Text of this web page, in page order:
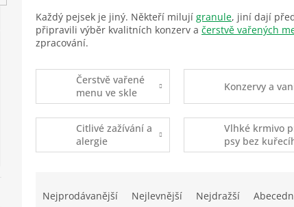
Každý pejsek je jiný. Někteří milují granule, jiní dají
připravili výběr kvalitních konzerv a čerstvě vařených
zpracování.
Čerstvě vařené
menu ve skle
Konzervy a
Citlivé zažívání a
alergie
Vlhké krmivo
psy bez
Nejprodávanější Nejlevnější Nejdražší